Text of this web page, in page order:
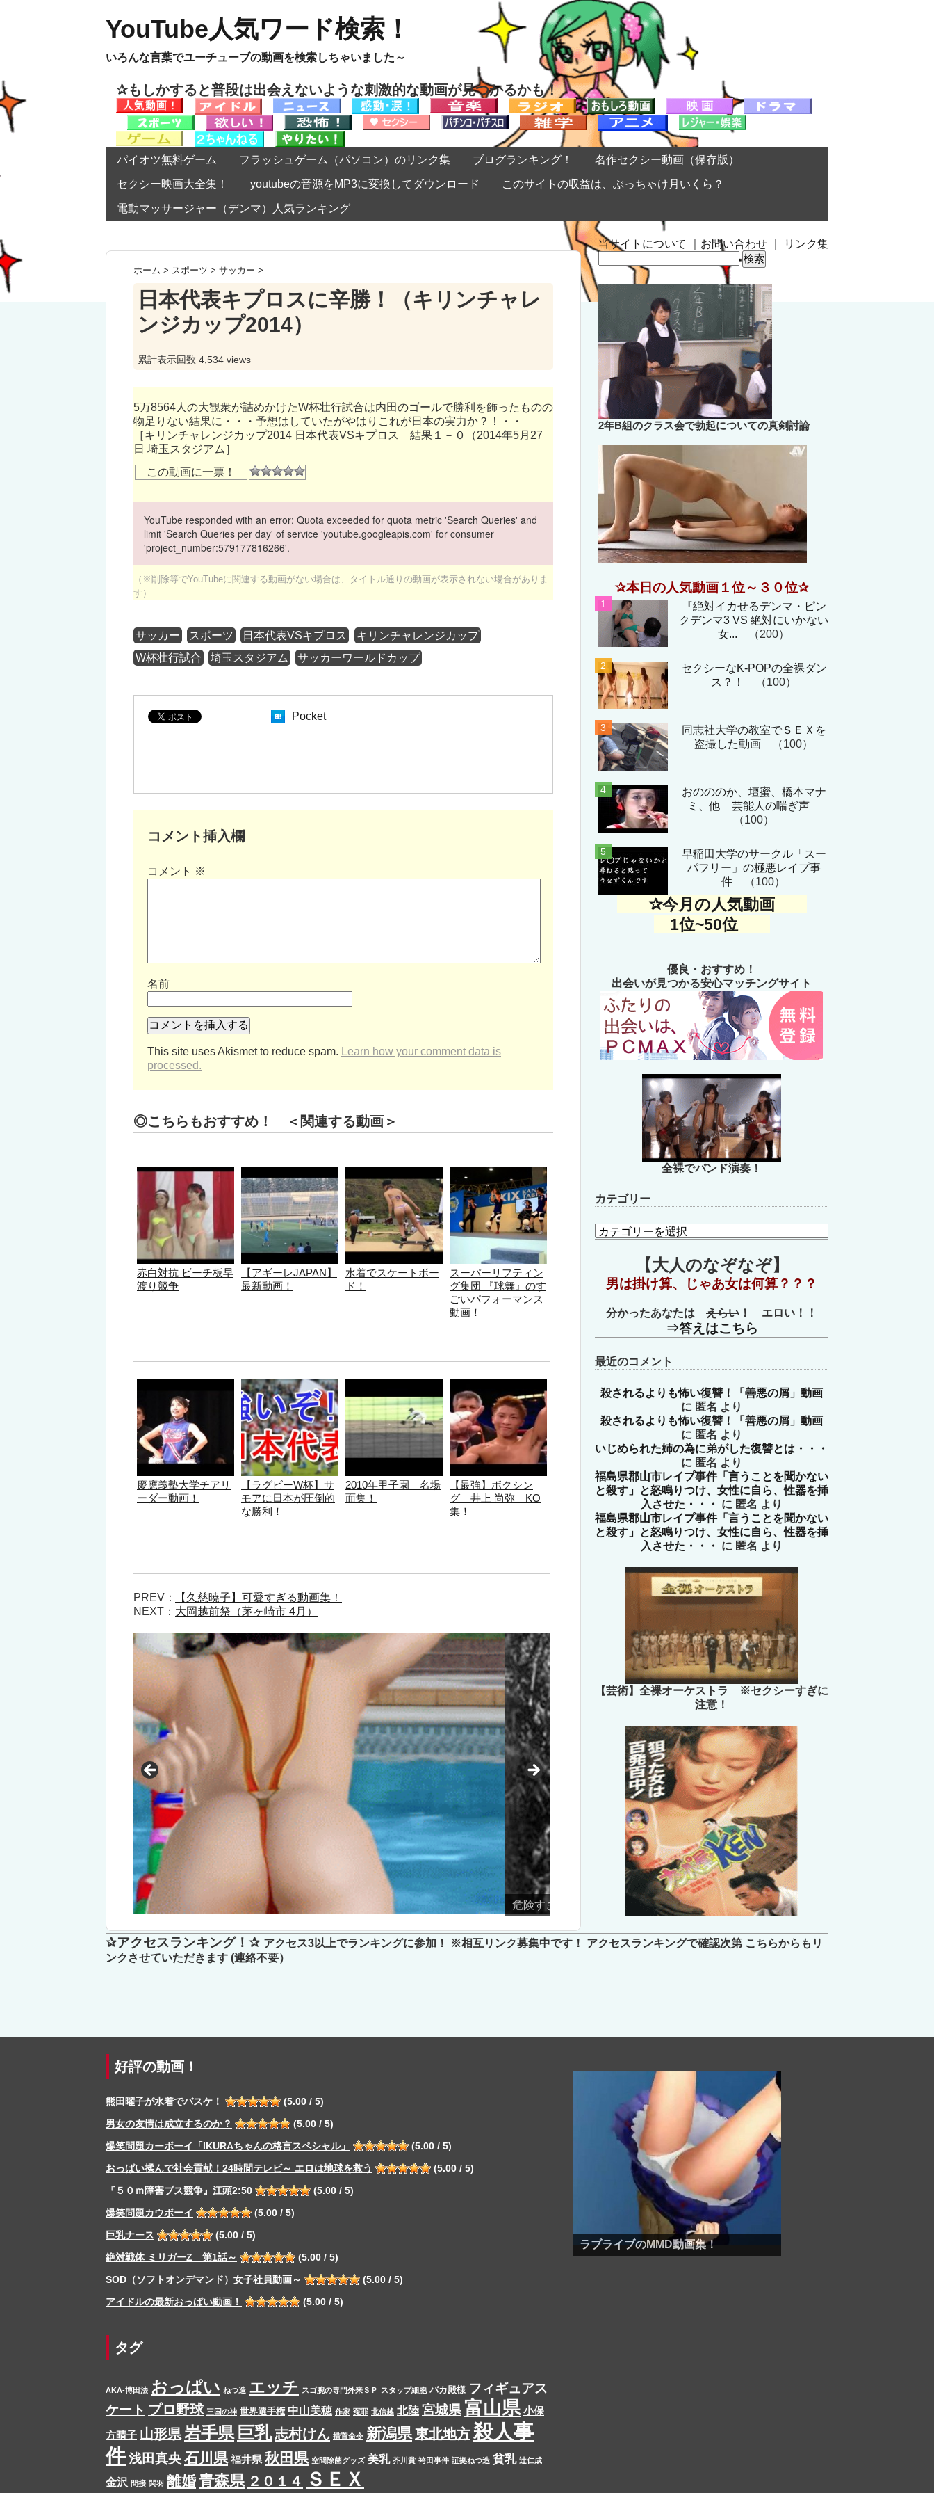
YouTube人気ワード検索！
いろんな言葉でユーチューブの動画を検索しちゃいました～
✰もしかすると普段は出会えないような刺激的な動画が見つかるかも！
パイオツ無料ゲーム フラッシュゲーム（パソコン）のリンク集 ブログランキング！ 名作セクシー動画（保存版）
セクシー映画大全集！ youtubeの音源をMP3に変換してダウンロード このサイトの収益は、ぶっちゃけ月いくら？
電動マッサージャー（デンマ）人気ランキング
当サイトについて お問い合わせ リンク集
ホーム > スポーツ > サッカー >
日本代表キプロスに辛勝！（キリンチャレ
ンジカップ2014）
累計表示回数 4,534 views
5万8564人の大観衆が詰めかけたW杯壮行試合は内田のゴールで勝利を飾ったものの
物足りない結果に・・・予想はしていたがやはりこれが日本の実力か？！・・
［キリンチャレンジカップ2014 日本代表VSキプロス 結果１－０（2014年5月27
日 埼玉スタジアム］
この動画に一票！
YouTube responded with an error: Quota exceeded for quota metric 'Search Queries' and
limit 'Search Queries per day' of service 'youtube.googleapis.com' for consumer
'project_number:579177816266'.
（※削除等でYouTubeに関連する動画がない場合は、タイトル通りの動画が表示されない場合がありま
す）
サッカー スポーツ 日本代表VSキプロス
キリンチャレンジカップ
W杯壮行試合
埼玉スタジアム サッカーワールドカップ
Pocket
コメント挿入欄
コメント ※
名前
This site uses Akismet to reduce spam.
Learn how your comment data is
processed.
◎こちらもおすすめ！ ＜関連する動画＞
赤白対抗 ビーチ板早
渡り競争
【アギーレJAPAN】
最新動画！
水着でスケートボー
ド！
スーパーリフティン
グ集団 『球舞』のす
ごいパフォーマンス
動画！
慶應義塾大学チアリ
ーダー動画！
【ラグビーW杯】サ
モアに日本が圧倒的
な勝利！
2010年甲子園 名場
面集！
【最強】ボクシン
グ 井上 尚弥 KO
集！
PREV：
【久慈暁子】可愛すぎる動画集！
NEXT： 大岡越前祭（茅ヶ崎市 4月）
危険すぎる心霊スポット！ 金粉ショー
検
索:
2年B組のクラス会で勃起についての真剣討論
✰本日の人気動画１位～３０位✰
『絶対イカせるデンマ・ピン
クデンマ3 VS 絶対にいかない
女... （200）
セクシーなK-POPの全裸ダン
ス？！
（100）
同志社大学の教室でＳＥＸを
盗撮した動画 （100）
おのののか、壇蜜、橋本マナ
ミ、他 芸能人の喘ぎ声
（100）
早稲田大学のサークル「スー
パフリー」の極悪レイプ事
件 （100）
✰今月の人気動画
1位~50位
優良・おすすめ！
出会いが見つかる安心マッチングサイト
全裸でバンド演奏！
カテゴリー
カ
テ
【大人のなぞなぞ】
男は掛け算、じゃあ女は何算？？？
分かったあなたは えらい ！ エロい！！
⇒答えはこちら
最近のコメント
殺されるよりも怖い復讐！「善悪の屑」動画
に 匿名 より
殺されるよりも怖い復讐！「善悪の屑」動画
に 匿名 より
いじめられた姉の為に弟がした復讐とは・・・
に 匿名 より
福島県郡山市レイプ事件「言うことを聞かない
と殺す」と怒鳴りつけ、女性に自ら、性器を挿
入させた・・・
に 匿名 より
福島県郡山市レイプ事件「言うことを聞かない
と殺す」と怒鳴りつけ、女性に自ら、性器を挿
入させた・・・
に 匿名 より
【芸術】全裸オーケストラ ※セクシーすぎに
注意！
✰アクセスランキング！✰ アクセス3以上でランキングに参加！ ※相互リンク募集中です！ アクセスランキングで確認次第 こちらからもリ
ンクさせていただきます (連絡不要）
好評の動画！
熊田曜子が水着でバスケ！
(5.00 / 5)
男女の友情は成立するのか？
(5.00 / 5)
爆笑問題カーボーイ「IKURAちゃんの格言スペシャル」
(5.00 / 5)
おっぱい揉んで社会貢献！24時間テレビ～ エロは地球を救う
(5.00 / 5)
『５０ｍ障害ブス競争』江頭2:50
(5.00 / 5)
爆笑問題カウボーイ
(5.00 / 5)
巨乳ナース
(5.00 / 5)
絶対戦体 ミリガーZ 第1話～
(5.00 / 5)
SOD（ソフトオンデマンド）女子社員動画～
(5.00 / 5)
アイドルの最新おっぱい動画！
(5.00 / 5)
タグ
AKA-博田法 おっぱい ねつ造 エッチ スゴ腕の専門外来ＳＰ スタップ細胞 バカ殿様 フィギュアス
ケート プロ野球 三国の神 世界選手権 中山美穂 作家 冤罪 北信越 北陸 宮城県 富山県 小保
方晴子 山形県岩手県 巨乳志村けん 措置命令 新潟県東北地方 殺人事
件浅田真央石川県 福井県 秋田県 空間除菌グッズ 美乳 芥川賞 袴田事件 証拠ねつ造 貧乳 辻仁成
金沢 間接 関羽 離婚青森県 ２０１４ ＳＥＸ
ラブライブのMMD動画集！